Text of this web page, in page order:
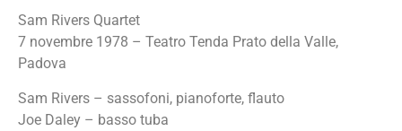
Sam Rivers Quartet
7 novembre 1978 – Teatro Tenda Prato della Valle,
Padova
Sam Rivers – sassofoni, pianoforte, flauto
Joe Daley – basso tuba